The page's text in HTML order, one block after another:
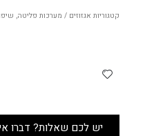
קטגוריות אגזוזים / מערכות פליטה,
יש לכם שאלות? דברו